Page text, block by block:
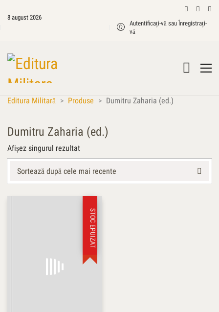
8 august 2026
Autentificați-vă sau Înregistrați-
vă
Editura Militară > Produse > Dumitru Zaharia (ed.)
Dumitru Zaharia (ed.)
Afișez singurul rezultat
Sortează după cele mai recente
STOC EPUIZAT